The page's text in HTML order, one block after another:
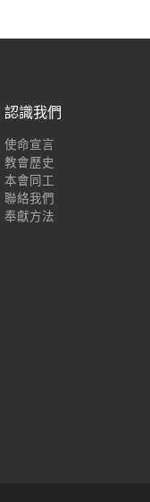
認識我們
使命宣言
教會歷史
本會同工
聯絡我們
奉獻方法